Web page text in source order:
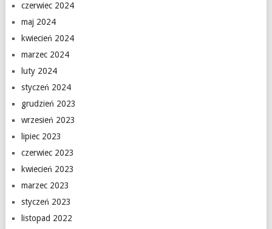
czerwiec 2024
maj 2024
kwiecień 2024
marzec 2024
luty 2024
styczeń 2024
grudzień 2023
wrzesień 2023
lipiec 2023
czerwiec 2023
kwiecień 2023
marzec 2023
styczeń 2023
listopad 2022